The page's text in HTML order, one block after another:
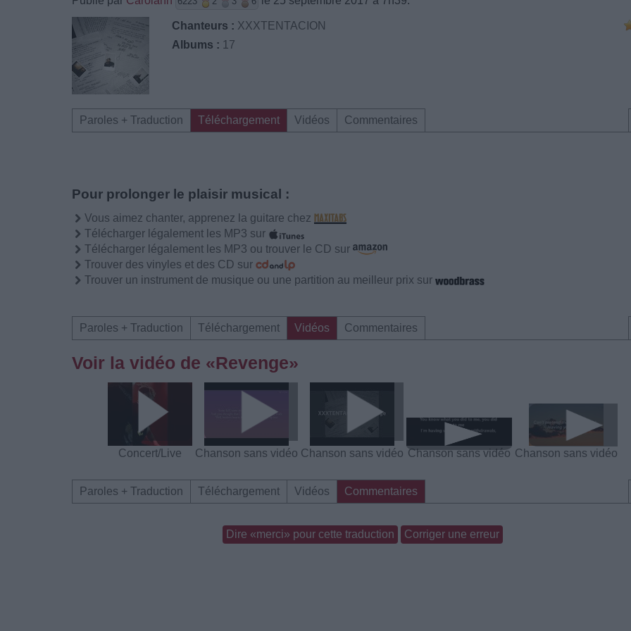
Chanteurs : XXXTENTACION
Albums : 17
Paroles + Traduction Téléchargement Vidéos Commentaires
Pour prolonger le plaisir musical :
Vous aimez chanter, apprenez la guitare chez
Télécharger légalement les MP3 sur
Télécharger légalement les MP3 ou trouver le CD sur
Trouver des vinyles et des CD sur
Trouver un instrument de musique ou une partition au meilleur prix sur
Paroles + Traduction Téléchargement Vidéos Commentaires
Voir la vidéo de «Revenge»
Concert/Live Chanson sans vidéo Chanson sans vidéo Chanson sans vidéo Chanson sans vidéo
Paroles + Traduction Téléchargement Vidéos Commentaires
Dire «merci» pour cette traduction Corriger une erreur